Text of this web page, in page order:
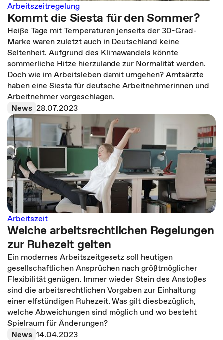
Arbeitszeitregelung
Kommt die Siesta für den Sommer?
Heiße Tage mit Temperaturen jenseits der 30-Grad-
Marke waren zuletzt auch in Deutschland keine
Seltenheit. Aufgrund des Klimawandels könnte
sommerliche Hitze hierzulande zur Normalität werden.
Doch wie im Arbeitsleben damit umgehen? Amtsärzte
haben eine Siesta für deutsche Arbeitnehmerinnen und
Arbeitnehmer vorgeschlagen.
News 28.07.2023
Arbeitszeit
Welche arbeitsrechtlichen Regelungen
zur Ruhezeit gelten
Ein modernes Arbeitszeitgesetz soll heutigen
gesellschaftlichen Ansprüchen nach größtmöglicher
Flexibilität genügen. Immer wieder Stein des Anstoßes
sind die arbeitsrechtlichen Vorgaben zur Einhaltung
einer elfstündigen Ruhezeit. Was gilt diesbezüglich,
welche Abweichungen sind möglich und wo besteht
Spielraum für Änderungen?
News 14.04.2023